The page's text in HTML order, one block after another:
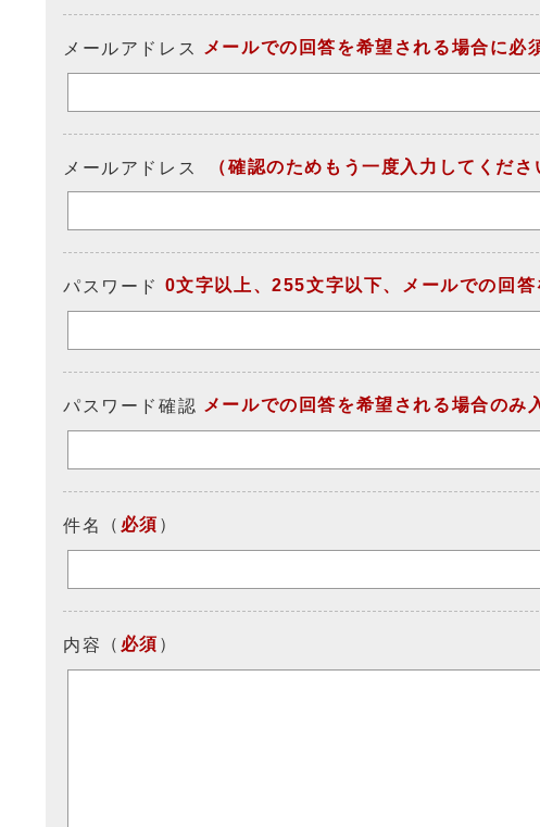
メールアドレス メールでの回答を希望される場合に必
メールアドレス （確認のためもう一度入力してくださ
パスワード 0文字以上、255文字以下、メールでの回
パスワード確認 メールでの回答を希望される場合のみ
件名 （ 必須 ）
内容 （ 必須 ）